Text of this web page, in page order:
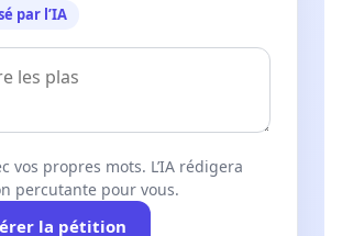
par l’IA
vos propres mots. L’IA rédigera
percutante pour vous.
la pétition